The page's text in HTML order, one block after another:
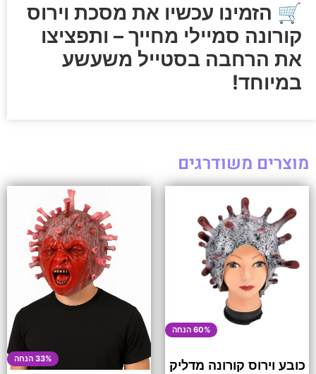
🛒 הזמינו עכשיו את מסכת וירוס
קורונה סמיילי מחייך – ותפציצו
את הרחבה בסטייל משעשע
במיוחד!
מוצרים משודרגים
60% הנחה
כובע וירוס קורונה מדליק
33% הנחה